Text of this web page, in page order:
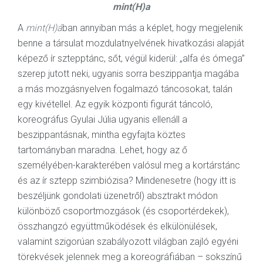
mint(H)a
A mint(H)ában annyiban más a képlet, hogy megjelenik
benne a társulat mozdulatnyelvének hivatkozási alapját
képező ír sztepptánc, sőt, végül kiderül: „alfa és ómega”
szerep jutott neki, ugyanis sorra beszippantja magába
a más mozgásnyelven fogalmazó táncosokat, talán
egy kivétellel. Az egyik központi figurát táncoló,
koreográfus Gyulai Júlia ugyanis ellenáll a
beszippantásnak, mintha egyfajta köztes
tartományban maradna. Lehet, hogy az ő
személyében-karakterében valósul meg a kortárstánc
és az ír sztepp szimbiózisa? Mindenesetre (hogy itt is
beszéljünk gondolati üzenetről) absztrakt módon
különböző csoportmozgások (és csoportérdekek),
összhangzó együttműködések és elkülönülések,
valamint szigorúan szabályozott világban zajló egyéni
törekvések jelennek meg a koreográfiában – sokszínű